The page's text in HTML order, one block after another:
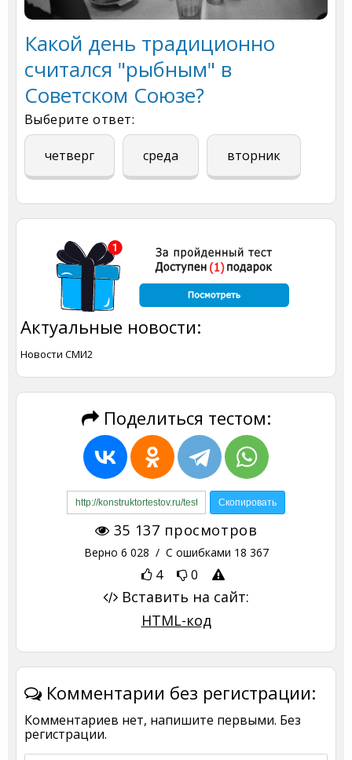
Какой день традиционно
считался "рыбным" в
Советском Союзе?
Выберите ответ:
четверг среда вторник
Актуальные новости:
Новости СМИ2
Поделиться тестом:
35 137 просмотров
Верно 6 028 / С ошибками 18 367
4 0
Вставить на сайт:
HTML-код
Комментарии без регистрации:
Комментариев нет, напишите первыми. Без
регистрации.